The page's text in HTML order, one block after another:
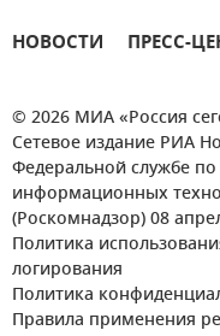
НОВОСТИ ПРЕСС-
© 2026 МИА «Россия
Сетевое издание РИА
Федеральной службе
информационных
(Роскомнадзор) 08
Политика
логирования
Политика
Правила применения